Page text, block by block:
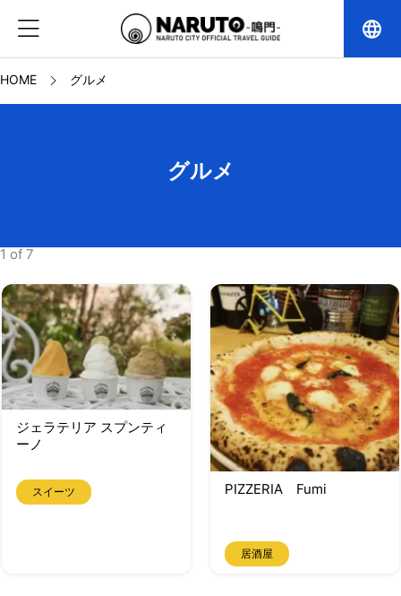
language
HOME グルメ
グルメ
1 of 7
ジェラテリア スプンティ
ーノ
スイーツ PIZZERIA Fumi
居酒屋